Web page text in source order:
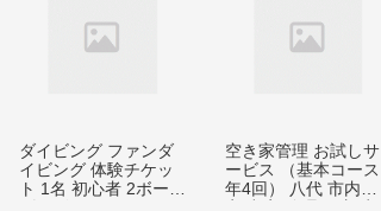
ダイビング ファンダ
イビング 体験チケッ
ト 1名 初心者 2ボード
空き家管理 お試しサ
ービス （基本コース
年4回） 八代 市内限